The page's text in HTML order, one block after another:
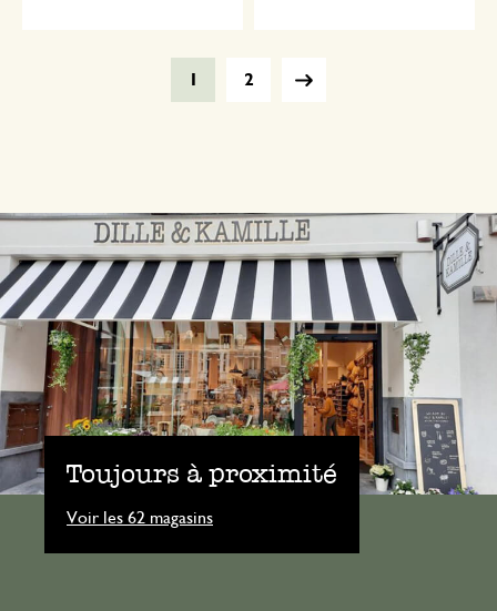
2
Toujours à proximité
Voir les 62 magasins